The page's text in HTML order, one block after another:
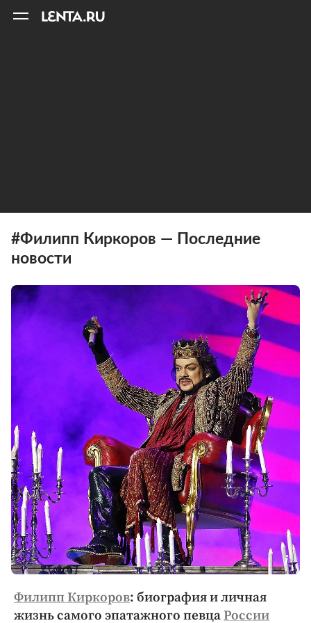
#Филипп Киркоров — Последние
новости
Филипп Киркоров: биография и личная
жизнь самого эпатажного певцаРоссии